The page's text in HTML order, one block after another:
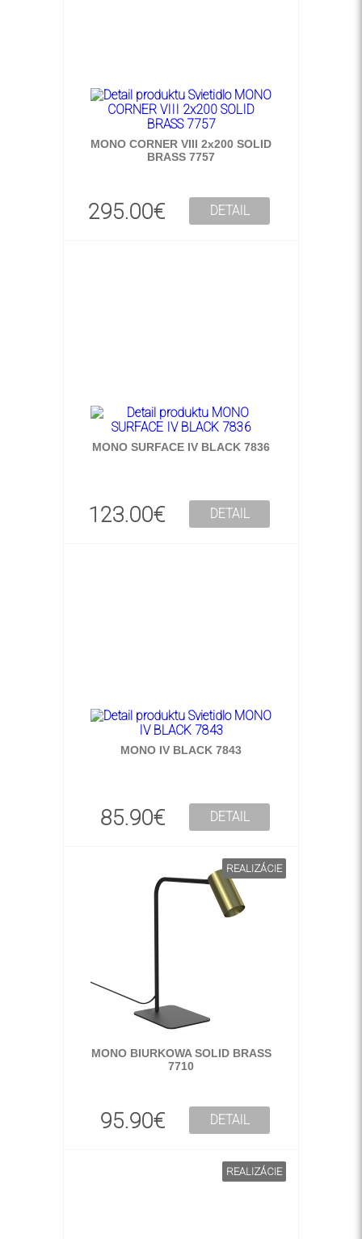
MONO CORNER VIII 2x200 SOLID
BRASS 7757
295.00€ DETAIL
MONO SURFACE IV BLACK 7836
123.00€ DETAIL
MONO IV BLACK 7843
85.90€ DETAIL
REALIZÁCIE
MONO BIURKOWA SOLID BRASS
7710
95.90€ DETAIL
REALIZÁCIE